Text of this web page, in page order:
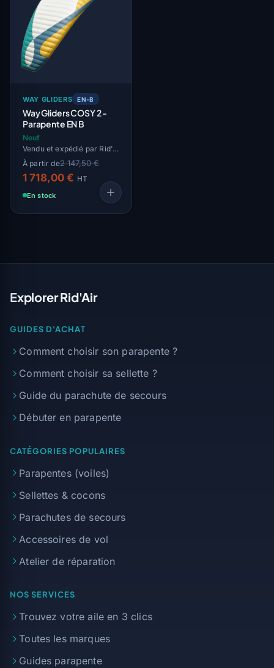
WAY GLIDERS EN-B
Way Gliders COSY 2 -
Parapente EN B
Neuf
Vendu et expédié par Rid'Air
À partir de2 147,50 €
1 718,00 € HT
En stock
Explorer Rid'Air
GUIDES D'ACHAT
Comment choisir son parapente ?
Comment choisir sa sellette ?
Guide du parachute de secours
Débuter en parapente
CATÉGORIES POPULAIRES
Parapentes (voiles)
Sellettes & cocons
Parachutes de secours
Accessoires de vol
Atelier de réparation
NOS SERVICES
Trouvez votre aile en 3 clics
Toutes les marques
Guides parapente